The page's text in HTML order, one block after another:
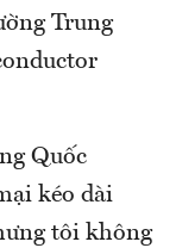
Trung
Quốc
kéo dài
tôi không